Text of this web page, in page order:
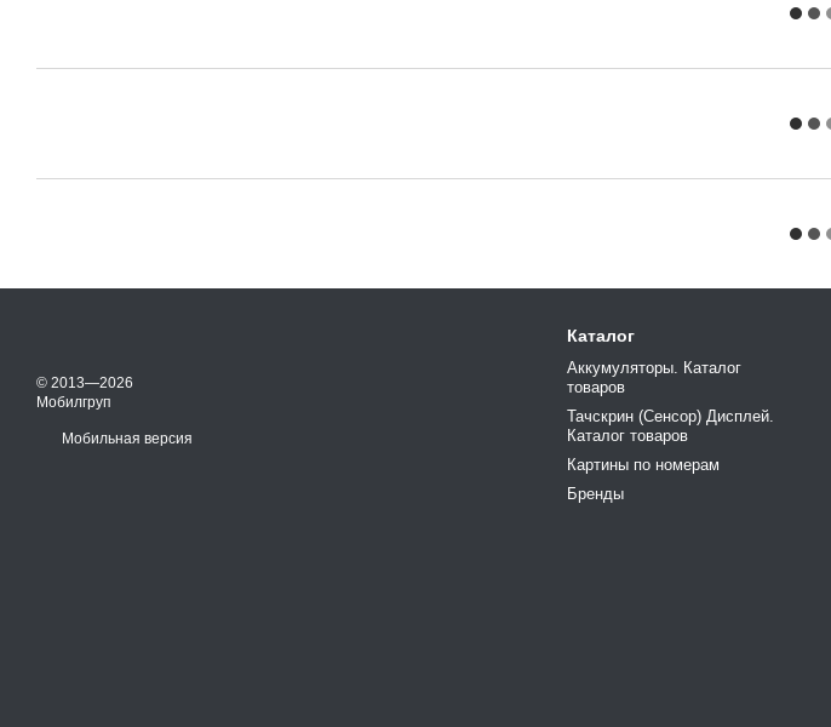
© 2013—2026
Мобилгруп
Мобильная версия
Каталог
Аккумуляторы. Каталог
товаров
Тачскрин (Сенсор) Дисплей.
Каталог товаров
Картины по номерам
Бренды